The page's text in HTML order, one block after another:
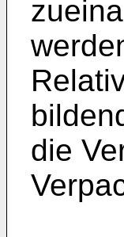
die